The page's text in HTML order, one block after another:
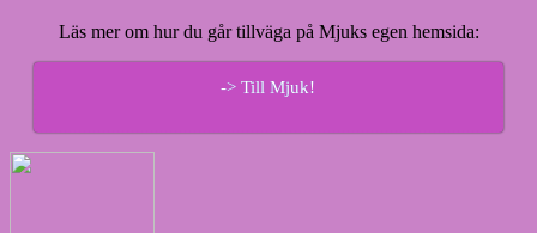
Läs mer om hur du går tillväga på Mjuks egen hemsida:
-> Till Mjuk!